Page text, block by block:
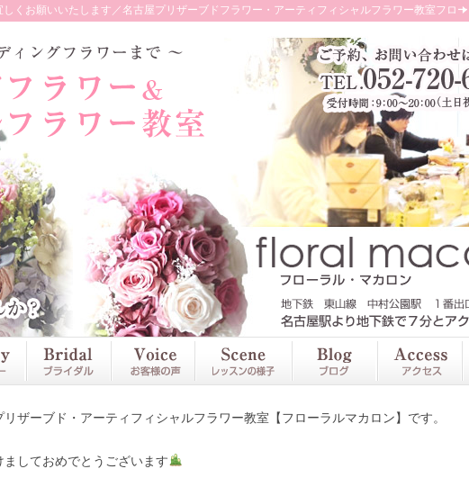
くお願いいたします／名古屋プリザーブドフラワー・アーティフィシャルフラワー教室フロ
リザーブド・アーティフィシャルフラワー教室【フローラルマカロン】です。
ましておめでとうございます